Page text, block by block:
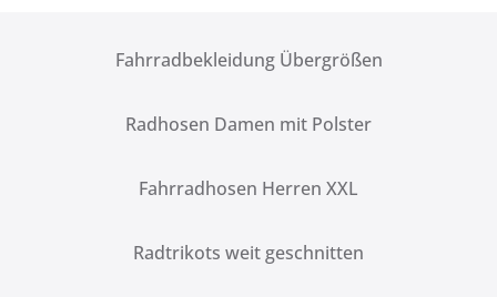
Fahrradbekleidung Übergrößen
Radhosen Damen mit Polster
Fahrradhosen Herren XXL
Radtrikots weit geschnitten